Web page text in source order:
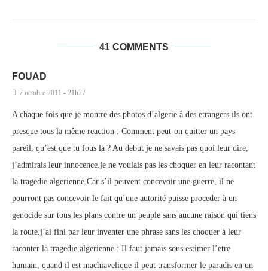
41 COMMENTS
FOUAD
7 octobre 2011 - 21h27
A chaque fois que je montre des photos d’algerie à des etrangers ils ont
presque tous la même reaction : Comment peut-on quitter un pays
pareil, qu’est que tu fous là ? Au debut je ne savais pas quoi leur dire,
j’admirais leur innocence.je ne voulais pas les choquer en leur racontant
la tragedie algerienne.Car s’il peuvent concevoir une guerre, il ne
pourront pas concevoir le fait qu’une autorité puisse proceder à un
genocide sur tous les plans contre un peuple sans aucune raison qui tiens
la route.j’ai fini par leur inventer une phrase sans les choquer à leur
raconter la tragedie algerienne : Il faut jamais sous estimer l’etre
humain, quand il est machiavelique il peut transformer le paradis en un